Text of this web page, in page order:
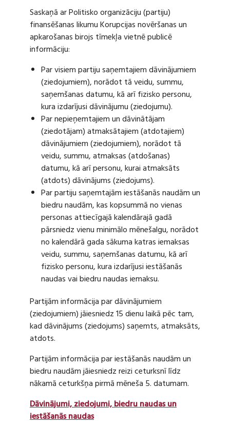
Saskaņā ar Politisko organizāciju (partiju)
finansēšanas likumu Korupcijas novēršanas un
apkarošanas birojs tīmekļa vietnē publicē
informāciju:
Par visiem partiju saņemtajiem dāvinājumiem
(ziedojumiem), norādot tā veidu, summu,
saņemšanas datumu, kā arī fizisko personu,
kura izdarījusi dāvinājumu (ziedojumu).
Par nepieņemtajiem un dāvinātājam
(ziedotājam) atmaksātajiem (atdotajiem)
dāvinājumiem (ziedojumiem), norādot tā
veidu, summu, atmaksas (atdošanas)
datumu, kā arī personu, kurai atmaksāts
(atdots) dāvinājums (ziedojums).
Par partiju saņemtajām iestāšanās naudām un
biedru naudām, kas kopsummā no vienas
personas attiecīgajā kalendārajā gadā
pārsniedz vienu minimālo mēnešalgu, norādot
no kalendārā gada sākuma katras iemaksas
veidu, summu, saņemšanas datumu, kā arī
fizisko personu, kura izdarījusi iestāšanās
naudas vai biedru naudas iemaksu.
Partijām informācija par dāvinājumiem
(ziedojumiem) jāiesniedz 15 dienu laikā pēc tam,
kad dāvinājums (ziedojums) saņemts, atmaksāts,
atdots.
Partijām informācija par iestāšanās naudām un
biedru naudām jāiesniedz reizi ceturksnī līdz
nākamā ceturkšņa pirmā mēneša 5. datumam.
Dāvinājumi, ziedojumi, biedru naudas un
iestāšanās naudas